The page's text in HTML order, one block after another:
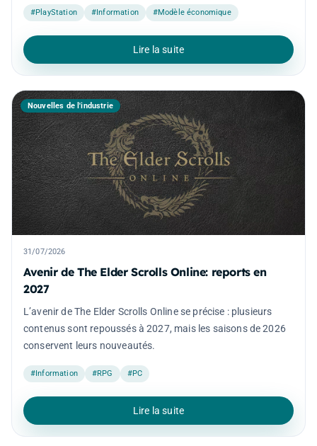
#PlayStation #Information #Modèle économique
Lire la suite
Nouvelles de l'industrie
31/07/2026
Avenir de The Elder Scrolls Online: reports en
2027
L’avenir de The Elder Scrolls Online se précise : plusieurs
contenus sont repoussés à 2027, mais les saisons de 2026
conservent leurs nouveautés.
#Information #RPG #PC
Lire la suite